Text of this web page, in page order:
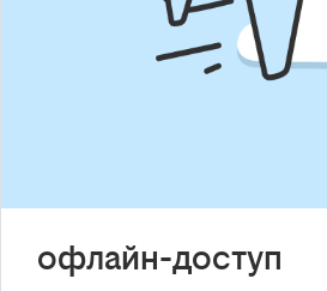
офлайн-доступ